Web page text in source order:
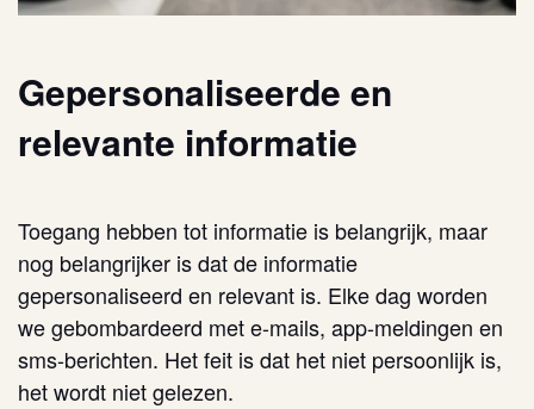
Gepersonaliseerde en
relevante informatie
Toegang hebben tot informatie is belangrijk, maar
nog belangrijker is dat de informatie
gepersonaliseerd en relevant is. Elke dag worden
we gebombardeerd met e-mails, app-meldingen en
sms-berichten. Het feit is dat het niet persoonlijk is,
het wordt niet gelezen.